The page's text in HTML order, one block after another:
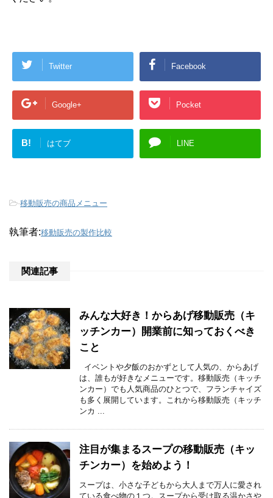
Twitter Facebook
Google+ Pocket
B! はてブ LINE
-移動販売の商品メニュー
執筆者:移動販売の製作比較
関連記事
みんな大好き！からあげ移動販売（キ
ッチンカー）開業前に知っておくべき
こと
イベントや夕飯のおかずとして人気の、からあげ
は、誰もが好きなメニューです。移動販売（キッチ
ンカー）でも人気商品のひとつで、フランチャイズ
も多く展開しています。これから移動販売（キッチ
ンカ ...
注目が集まるスープの移動販売（キッ
チンカー）を始めよう！
スープは、小さな子どもから大人まで万人に愛され
ている食べ物の１つ。スープから受け取る温かさや